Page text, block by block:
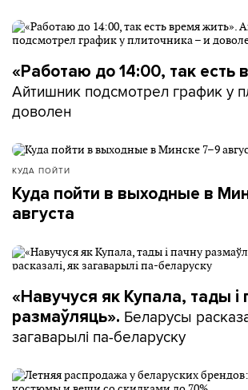
«Работаю до 14:00, так есть
Айтишник подсмотрел график у
доволен
КУДА ПОЙТИ
Куда пойти в выходные в
августа
«Навучуся як Купала, тады і
размаўляць». Беларусы
загаварылі па-беларуску